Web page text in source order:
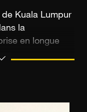
Kuala Lumpur
la
en longue
en